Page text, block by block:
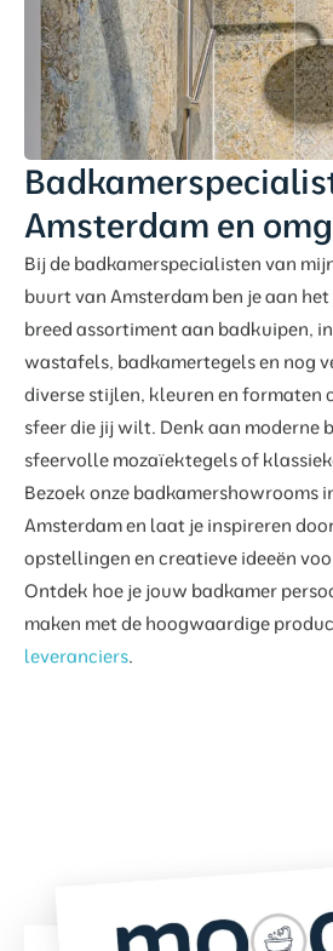
Amsterdam en
Bij de badkamerspecialisten van
buurt van Amsterdam ben je aan
breed assortiment aan badkuipen,
wastafels, badkamertegels en nog
diverse stijlen, kleuren en formaten
sfeer die jij wilt. Denk aan moderne
sfeervolle mozaïektegels of
Bezoek onze badkamershowrooms
Amsterdam en laat je inspireren
opstellingen en creatieve ideeën
Ontdek hoe je jouw badkamer
maken met de hoogwaardige
leveranciers.